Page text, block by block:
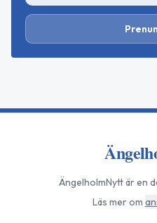
ÄngelholmNyttär en
Läs mer om